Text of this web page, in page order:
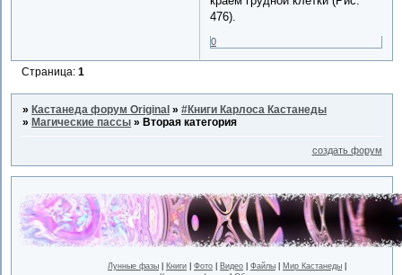
476).
0
Страница:1
»Кастанеда форум Original »#Книги Карлоса Кастанеды
»Магические пассы »Вторая категория
создать форум
Лунные фазы Книги Фото Видео Файлы Мир Кастанеды